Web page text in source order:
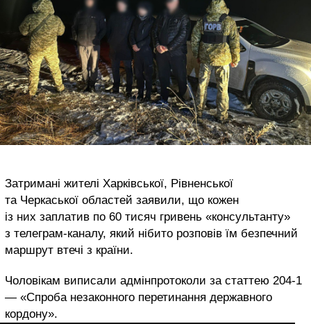
Затримані жителі Харківської, Рівненської
та Черкаської областей заявили, що кожен
із них заплатив по 60 тисяч гривень «консультанту»
з телеграм-каналу, який нібито розповів їм безпечний
маршрут втечі з країни.
Чоловікам виписали адмінпротоколи за статтею 204-1
— «Спроба незаконного перетинання державного
кордону».